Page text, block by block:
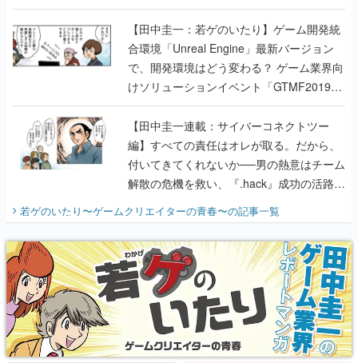
のいたり】
【田中圭一：若ゲのいたり】ゲーム開発統
合環境「Unreal Engine」最新バージョン
で、開発環境はどう変わる？ ゲーム業界向
けソリューションイベント「GTMF2019」
に行って、より理解を深めよう【PR】
【田中圭一連載：サイバーコネクトツー
編】すべての責任はオレが取る。だから、
付いてきてくれないか──男の熱意はチーム
解散の危機を救い、『.hack』成功の活路を
開く。業界の快男児・松山 洋に流れる血は
『少年ジャンプ』色だった【若ゲのいた
り】
若ゲのいたり〜ゲームクリエイターの青春〜の記事一覧